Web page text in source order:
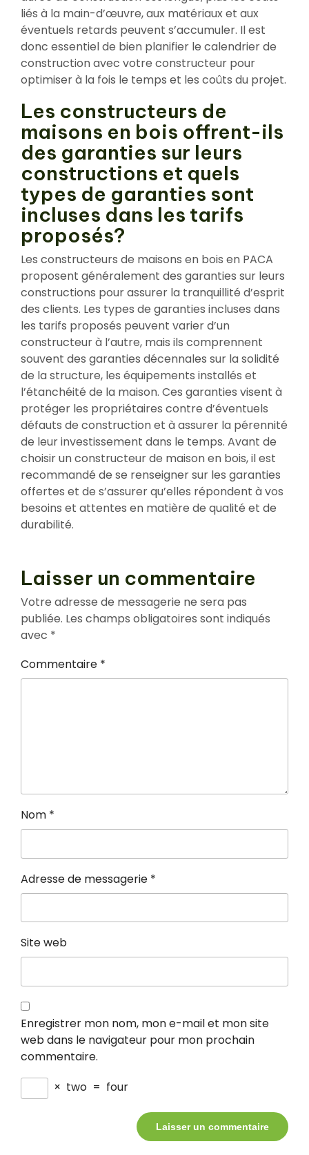
liés à la main-d’œuvre, aux matériaux et aux
éventuels retards peuvent s’accumuler. Il est
donc essentiel de bien planifier le calendrier de
construction avec votre constructeur pour
optimiser à la fois le temps et les coûts du projet.
Les constructeurs de
maisons en bois offrent-ils
des garanties sur leurs
constructions et quels
types de garanties sont
incluses dans les tarifs
proposés?
Les constructeurs de maisons en bois en PACA
proposent généralement des garanties sur leurs
constructions pour assurer la tranquillité d’esprit
des clients. Les types de garanties incluses dans
les tarifs proposés peuvent varier d’un
constructeur à l’autre, mais ils comprennent
souvent des garanties décennales sur la solidité
de la structure, les équipements installés et
l’étanchéité de la maison. Ces garanties visent à
protéger les propriétaires contre d’éventuels
défauts de construction et à assurer la pérennité
de leur investissement dans le temps. Avant de
choisir un constructeur de maison en bois, il est
recommandé de se renseigner sur les garanties
offertes et de s’assurer qu’elles répondent à vos
besoins et attentes en matière de qualité et de
durabilité.
Laisser un commentaire
Votre adresse de messagerie ne sera pas
publiée. Les champs obligatoires sont indiqués
avec *
Commentaire *
Nom *
Adresse de messagerie *
Site web
Enregistrer mon nom, mon e-mail et mon site
web dans le navigateur pour mon prochain
commentaire.
× two = four